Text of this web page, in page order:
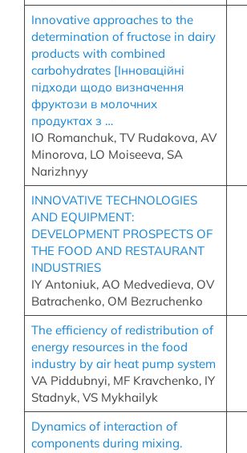
Innovative approaches to the
determination of fructose in dairy
products with combined
carbohydrates [Інноваційні
підходи щодо визначення
фруктози в молочних
продуктах з …
IO Romanchuk, TV Rudakova, AV
Minorova, LO Moiseeva, SA
Narizhnyy
INNOVATIVE TECHNOLOGIES
AND EQUIPMENT:
DEVELOPMENT PROSPECTS OF
THE FOOD AND RESTAURANT
INDUSTRIES
IY Antoniuk, AO Medvedieva, OV
Batrachenko, OM Веzruchenko
The efficiency of redistribution of
energy resources in the food
industry by air heat pump system
VA Piddubnyi, MF Kravchenko, IY
Stadnyk, VS Mykhailyk
Dynamics of interaction of
components during mixing.